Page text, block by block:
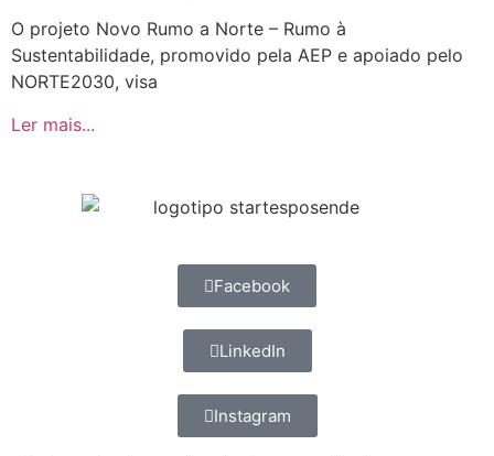
O projeto Novo Rumo a Norte – Rumo à
Sustentabilidade, promovido pela AEP e apoiado pelo
NORTE2030, visa
Ler mais...
Facebook
LinkedIn
Instagram